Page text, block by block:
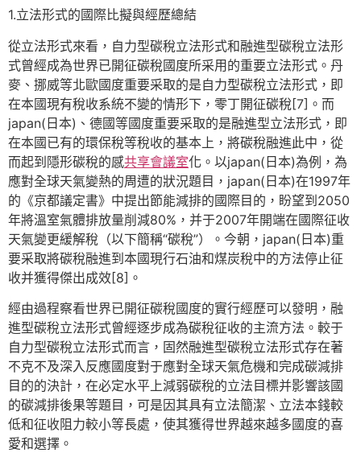
1.立法形式的國際比擬與經歷總結
從立法形式來看，自力型碳稅立法形式和融進型碳稅立法形
式曾經成為世界已開征碳稅國度所采用的重要立法形式。丹
麥、挪威等北歐國度重要采取的是自力型碳稅立法形式，即
在本國現有稅收系統不變的情形下，零丁開征碳稅[7]。而
japan(日本)、德國等國度重要采取的是融進型立法形式，即
在本國已有的環保稅等稅收的基本上，將碳稅融進此中，從
而起到隱形碳稅的感共享會議室化。以japan(日本)為例，為
應對全球天氣變熱的周遭的狀況題目，japan(日本)在1997年
的《京都議定書》中提出節能減排的國際目的，盼望到2050
年將溫室氣體排放量削減80%，并于2007年開端在國際征收
天氣變更緩解稅（以下簡稱“碳稅”）。今朝，japan(日本)重
要采取將碳稅融進到本國現行石油和煤炭稅中的方法停止征
收并獲得傑出成效[8]。
經由過程察看世界已開征碳稅國度的實行經歷可以發明，融
進型碳稅立法形式曾經逐步成為碳稅征收的主流方法。較于
自力型碳稅立法形式而言，固然融進型碳稅立法形式存在著
不克不及深入反應國度對于應對全球天氣危機和完成碳減排
目的的決計，在必定水平上減弱碳稅的立法目標并影響該國
的碳減排後果等題目，可是因其具有立法簡潔、立法本錢較
低和征收阻力較小等長處，使其獲得世界越來越多國度的喜
愛和選擇。